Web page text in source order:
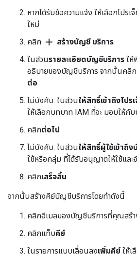
หากได้รับข้อความแจ้ง ให้เลือกโปรเ
ใหม่
คลิก add สร้างบัญชี บริการ
ในส่วนรายละเอียดบัญชีบริการ ให้
อธิบายของบัญชีบริการ จากนั้นคลิก
ต่อ
ไม่บังคับ: ในส่วนให้สิทธิ์เข้าถึงโป
ให้เลือกบทบาท IAM ที่จะ มอบให้กั
คลิกต่อไป
ไม่บังคับ: ในส่วนให้สิทธิ์ผู้ใช้เข้าถึ
ใช้หรือกลุ่ม ที่ได้รับอนุญาตให้ใช้แล
คลิกเสร็จสิ้น
จากนั้นสร้างคีย์บัญชีบริการโดยทำดังนี้
คลิกอีเมลของบัญชีบริการที่คุณสร้
คลิกแท็บคีย์
ในรายการแบบเลื่อนลงเพิ่มคีย์ ให้เ